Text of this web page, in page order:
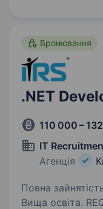
Бронювання
.NET
110 000 –
IT
Агенція
Повна
Вища освіта. REQUIREMENTS: 5+ years of .NET